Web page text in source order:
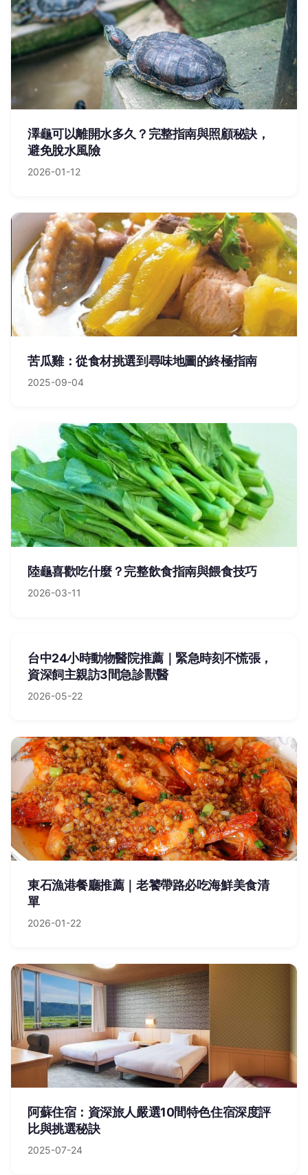
澤龜可以離開水多久？完整指南與照顧秘訣，
避免脫水風險
2026-01-12
苦瓜雞：從食材挑選到尋味地圖的終極指南
2025-09-04
陸龜喜歡吃什麼？完整飲食指南與餵食技巧
2026-03-11
台中24小時動物醫院推薦｜緊急時刻不慌張，
資深飼主親訪3間急診獸醫
2026-05-22
東石漁港餐廳推薦｜老饕帶路必吃海鮮美食清
單
2026-01-22
阿蘇住宿：資深旅人嚴選10間特色住宿深度評
比與挑選秘訣
2025-07-24